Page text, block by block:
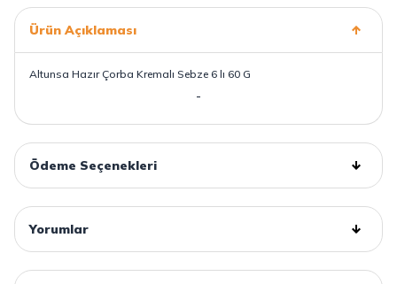
Ürün Açıklaması
Altunsa Hazır Çorba Kremalı Sebze 6 lı 60 G
-
Ödeme Seçenekleri
Yorumlar